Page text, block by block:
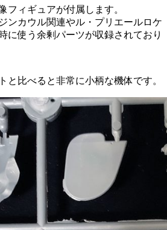
フィギュアが付属します。
ンカウル関連やル・プリエールロケ
に使う余剰パーツが収録されており
と比べると非常に小柄な機体です。